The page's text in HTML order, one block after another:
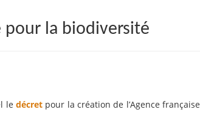
pour la biodiversité
le décret pour la création de l’Agence française